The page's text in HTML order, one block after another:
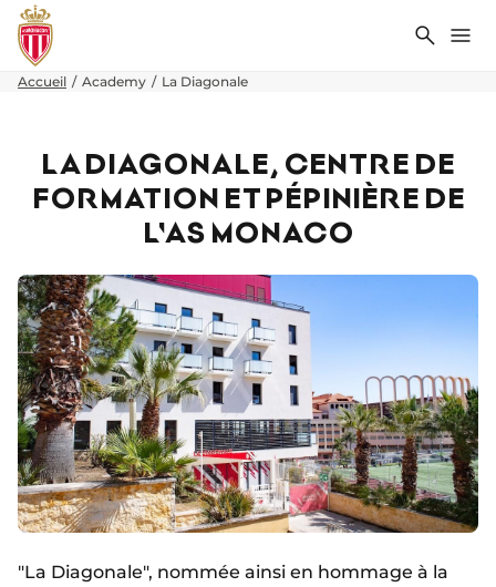
Accueil Academy La Diagonale
LA DIAGONALE, CENTRE DE
FORMATION ET PÉPINIÈRE DE
L'AS MONACO
"La Diagonale", nommée ainsi en hommage à la